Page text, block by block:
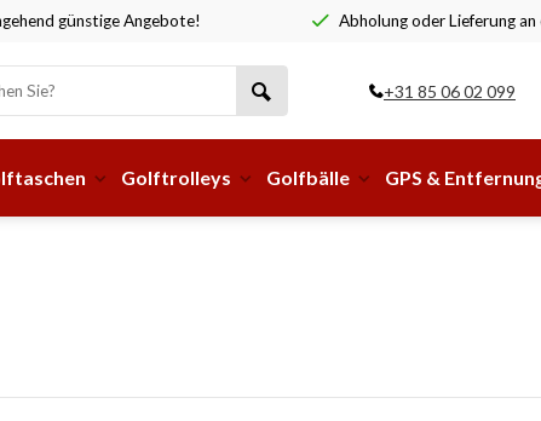
günstige Angebote! Abholung oder Lieferung
+31 85 06 02 099
Golftrolleys Golfbälle GPS &